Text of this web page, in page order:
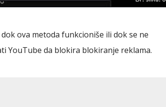
ova metoda funkcioniše ili dok se ne
YouTube da blokira blokiranje reklama.